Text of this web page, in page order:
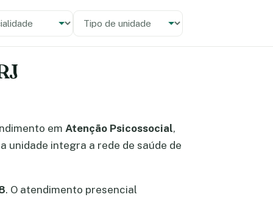
em Atenção Psicossocial,
unidade integra a rede de saúde de
. O atendimento presencial